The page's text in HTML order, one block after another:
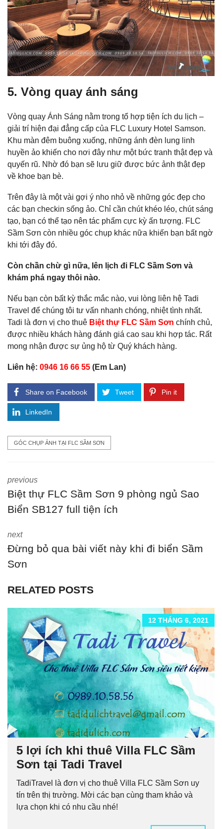
5. Vòng quay ánh sáng
Vòng quay Ánh Sáng nằm trong tổ hợp tiện ích du lịch –
giải trí hiện đại đẳng cấp của FLC Luxury Hotel Samson.
Khu màn đêm buông xuống, những ánh đèn lung linh
huyền ảo khiến cho nơi đây như một bức tranh thật đẹp và
quyến rũ. Nhờ đó bạn sẽ lưu giữ được bức ảnh thật đẹp
về khoe bạn bè.
Trên đây là một vài gợi ý nho nhỏ về những góc đẹp cho
các bạn checkin sống ảo. Chỉ cần chút khéo léo, chút sáng
tạo, bạn có thể tạo nên tác phẩm cực kỳ ấn tượng. FLC
Sầm Sơn còn nhiều góc chụp khác nữa khiến bạn bất ngờ
khi tới đây đó.
Còn chần chừ gì nữa, lên lịch đi FLC Sầm Sơn và
khám phá ngay thôi nào.
Nếu bạn còn bất kỳ thắc mắc nào, vui lòng liên hệ Tadi
Travel để chúng tôi tư vấn nhanh chóng, nhiệt tình nhất.
Tadi là đơn vị cho thuê Biệt thự FLC Sầm Sơn chính chủ,
được nhiều khách hàng đánh giá cao sau khi hợp tác. Rất
mong nhận được sự ủng hộ từ Quý khách hàng.
Liên hệ: 0946 16 66 55 (Em Lan)
Share on Facebook Tweet Pin it
LinkedIn
GÓC CHỤP ẢNH TẠI FLC SẦM SƠN
previous
Biệt thự FLC Sầm Sơn 9 phòng ngủ Sao
Biển SB127 full tiện ích
next
Đừng bỏ qua bài viết này khi đi biển Sầm
Sơn
RELATED POSTS
12 THÁNG 6, 2021
5 lợi ích khi thuê Villa FLC Sầm
Sơn tại Tadi Travel
TadiTravel là đơn vị cho thuê Villa FLC Sầm Sơn uy
tín trên thị trường. Mời các bạn cùng tham khảo và
lựa chọn khi có nhu cầu nhé!